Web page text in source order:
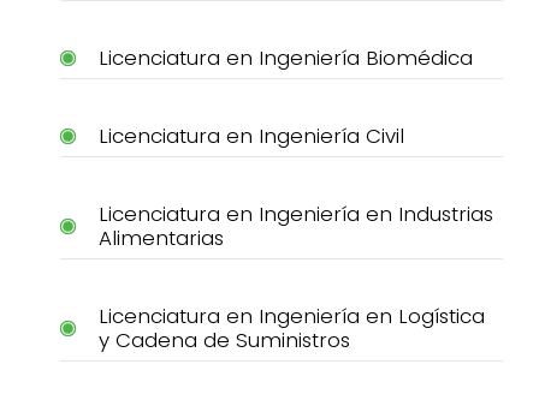
Licenciatura en Ingeniería Biomédica
Licenciatura en Ingeniería Civil
Licenciatura en Ingeniería en Industrias
Alimentarias
Licenciatura en Ingeniería en Logística
y Cadena de Suministros